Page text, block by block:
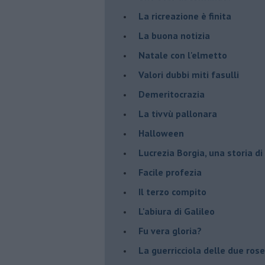
La ricreazione è finita
La buona notizia
Natale con l'elmetto
Valori dubbi miti fasulli
Demeritocrazia
La tivvù pallonara
Halloween
​Lucrezia Borgia, una storia
Facile profezia
Il terzo compito
L'abiura di Galileo
Fu vera gloria?
La guerricciola delle due rose